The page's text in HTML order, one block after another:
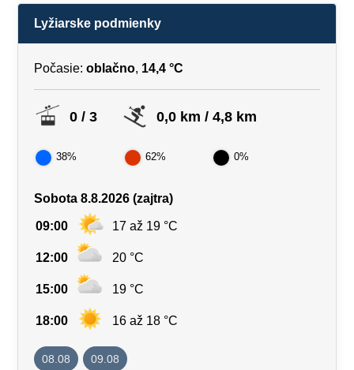
Lyžiarske podmienky
Počasie: oblačno, 14,4 °C
0 / 3 0,0 km / 4,8 km
38% 62% 0%
Sobota 8.8.2026 (zajtra)
09:00 17 až 19 °C
12:00 20 °C
15:00 19 °C
18:00 16 až 18 °C
08.08 09.08